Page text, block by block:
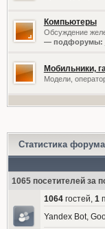
Компьютеры
Обсуждение
— подфорумы:
Мобильники,
Модели,
Статистика форума
1065 посетителей за
1064гостей, 1
Yandex Bot,